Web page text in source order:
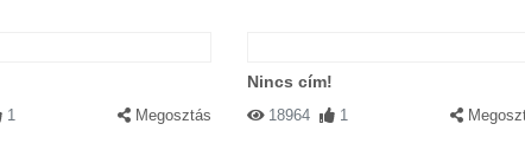
1 Megosztás
Nincs cím!
18964 1